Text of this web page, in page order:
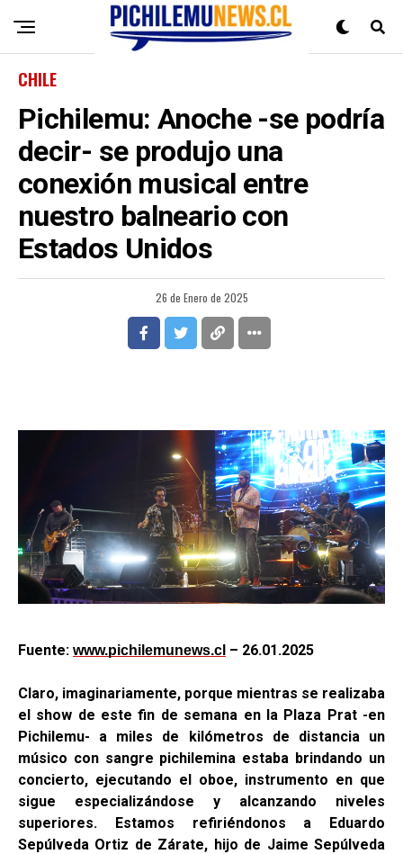
CHILE
Pichilemu: Anoche -se podría
decir- se produjo una
conexión musical entre
nuestro balneario con
Estados Unidos
26 de Enero de 2025
Fuente: www.pichilemunews.cl – 26.01.2025
Claro, imaginariamente, porque mientras se realizaba
el show de este fin de semana en la Plaza Prat -en
Pichilemu- a miles de kilómetros de distancia un
músico con sangre pichilemina estaba brindando un
concierto, ejecutando el oboe, instrumento en que
sigue especializándose y alcanzando niveles
superiores. Estamos refiriéndonos a Eduardo
Sepúlveda Ortiz de Zárate, hijo de Jaime Sepúlveda